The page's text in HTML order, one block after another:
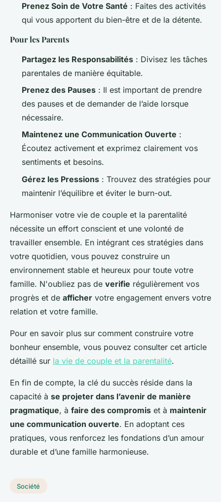
Prenez Soin de Votre Santé : Faites des activités
qui vous apportent du bien-être et de la détente.
Pour les Parents
Partagez les Responsabilités : Divisez les tâches
parentales de manière équitable.
Prenez des Pauses : Il est important de prendre
des pauses et de demander de l’aide lorsque
nécessaire.
Maintenez une Communication Ouverte :
Écoutez activement et exprimez clairement vos
sentiments et besoins.
Gérez les Pressions : Trouvez des stratégies pour
maintenir l’équilibre et éviter le burn-out.
Harmoniser votre vie de couple et la parentalité
nécessite un effort conscient et une volonté de
travailler ensemble. En intégrant ces stratégies dans
votre quotidien, vous pouvez construire un
environnement stable et heureux pour toute votre
famille. N'oubliez pas de verifie régulièrement vos
progrès et de afficher votre engagement envers votre
relation et votre famille.
Pour en savoir plus sur comment construire votre
bonheur ensemble, vous pouvez consulter cet article
détaillé sur la vie de couple et la parentalité.
En fin de compte, la clé du succès réside dans la
capacité à se projeter dans l’avenir de manière
pragmatique, à faire des compromis et à maintenir
une communication ouverte. En adoptant ces
pratiques, vous renforcez les fondations d’un amour
durable et d’une famille harmonieuse.
Société